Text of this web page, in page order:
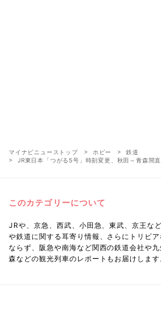
マイナビニューストップ ホビー
鉄道
JR東日本「つがる5号」時刻変更、秋田～青森間
このカテゴリーについて
JRや、京急、西武、小田急、東武、京王な
や鉄道に関する耳寄り情報、さらにトリビ
ならず、阪急や南海など関西の鉄道会社や
森などの観光列車のレポートもお届けします